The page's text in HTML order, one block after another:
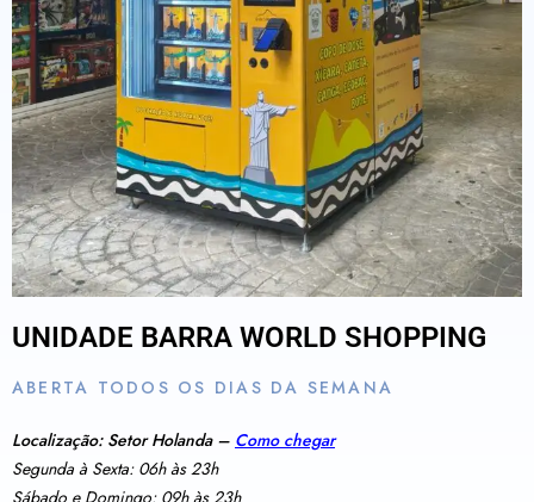
UNIDADE BARRA WORLD SHOPPING
ABERTA TODOS OS DIAS DA SEMANA
Localização: Setor Holanda – Como chegar
Segunda à Sexta: 06h às 23h